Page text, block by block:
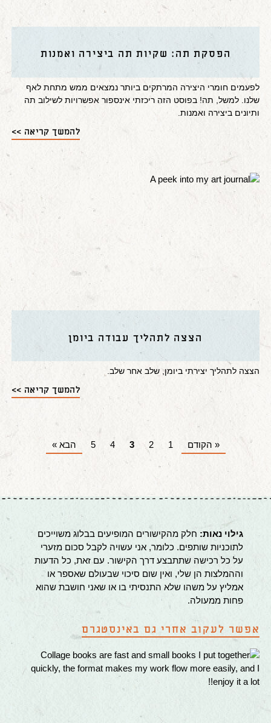
הפסקת תה: שקיות תה ביצירה ואמנות
לפעמים חומרי היצירה המרתקים ביותר נמצאים ממש מתחת לאף
שלנו. למשל, תה! בפוסט הזה ריכזתי אינספור אפשרויות לשילוב תה
ותיונים ביצירה ואמנות.
להמשך קריאה >>
הצצה לתהליך עבודה ביומן
הצצה לתהליך יצירתי ביומן, שלב אחר שלב.
להמשך קריאה >>
« הקודם 1
2
3
4
5 הבא »
גילוי נאות: חלק מהקישורים המופיעים בבלוג משוייכים
לתוכניות שותפים. כלומר, אני עשויה לקבל סכום מזערי
על כל רכישה שתתבצע דרך הקישור. עם זאת, כל הדעות
וההמלצות הן שלי, ואין שום סיכוי שבעולם שאספר או
אמליץ על משהו שלא התנסיתי בו או שאני חושבת שהוא
פחות ממעולה.
אפשר לעקוב אחרי גם באינסטגרם